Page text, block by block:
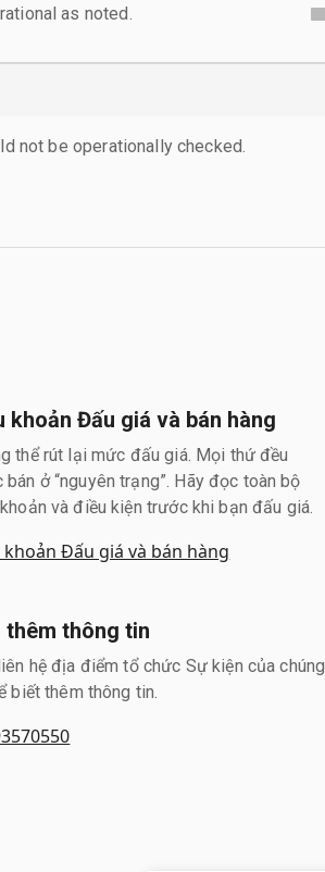
as noted.
not be operationally checked.
khoản Đấu giá và bán hàng
thể rút lại mức đấu giá. Mọi thứ đều
ở “nguyên trạng”. Hãy đọc toàn bộ
và điều kiện trước khi bạn đấu giá.
Đấu giá và bán hàng
thêm thông tin
hệ địa điểm tổ chức Sự kiện của chúng
biết thêm thông tin.